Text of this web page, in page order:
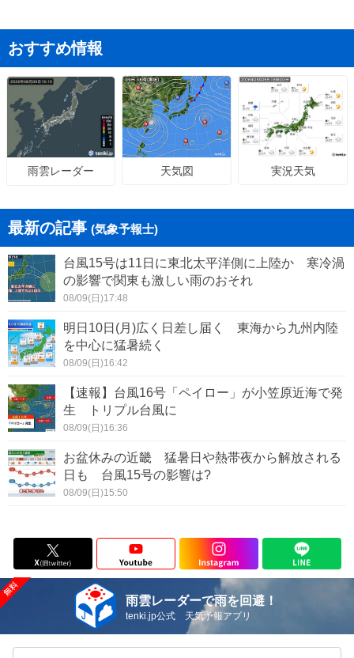
おすすめ情報
雨雲レーダー 天気図 実況天気
最新の記事 (気象予報士)
台風15号は11日に東北太平洋側に上陸か 寒冷渦
の影響で関東も激しい雨のおそれ
08/09(日)17:48
明日10日(月)広く日差し届く 東海から九州内陸
を中心に猛暑続く
08/09(日)16:42
【速報】台風16号「ペイロー」が小笠原近海で発
生 トリプル台風に
08/09(日)16:36
お盆休みの近畿 猛暑日や熱帯夜から解放される
日も 台風15号の影響は?
08/09(日)15:50
雨雲レーダーで雨を回避！
tenki.jp公式 天気予報アプリ